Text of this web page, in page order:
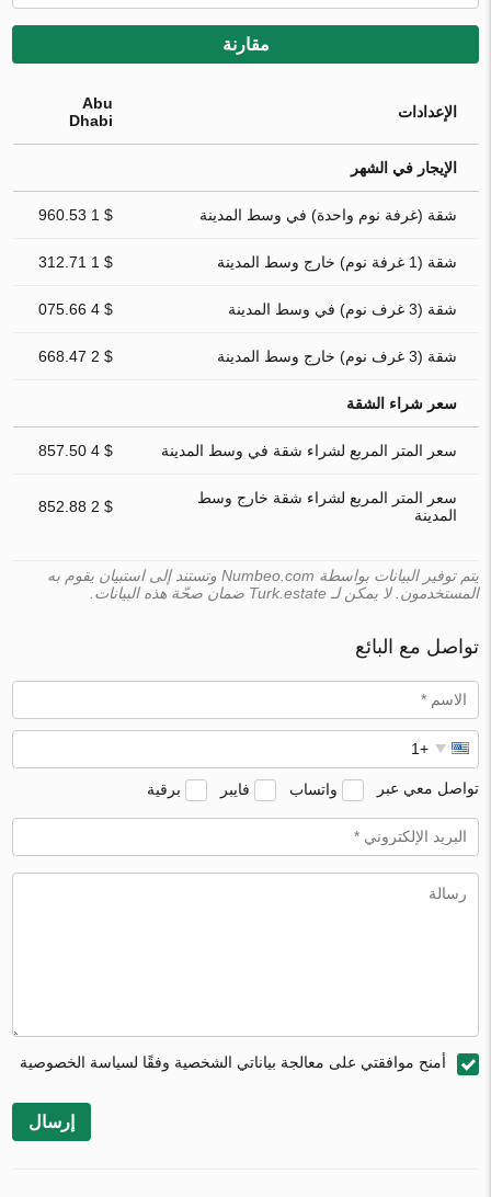
مقارنة
الإعدادات
Abu
Dhabi
الإيجار في الشهر
شقة (غرفة نوم واحدة) في وسط المدينة $ 1 960.53
شقة (1 غرفة نوم) خارج وسط المدينة $ 1 312.71
شقة (3 غرف نوم) في وسط المدينة $ 4 075.66
شقة (3 غرف نوم) خارج وسط المدينة $ 2 668.47
سعر شراء الشقة
سعر المتر المربع لشراء شقة في وسط المدينة $ 4 857.50
سعر المتر المربع لشراء شقة خارج وسط
المدينة
$ 2 852.88
يتم توفير البيانات بواسطة Numbeo.com وتستند إلى استبيان يقوم به
المستخدمون. لا يمكن لـ Turk.estate ضمان صحّة هذه البيانات.
تواصل مع البائع
تواصل معي عبر واتساب فايبر برقية
أمنح موافقتي على معالجة بياناتي الشخصية وفقًا لسياسة الخصوصية
إرسال